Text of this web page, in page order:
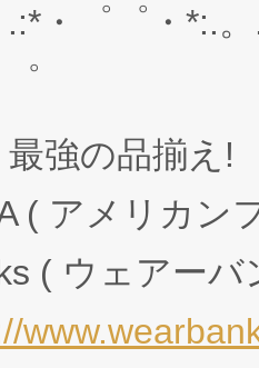
.:*・゜゜・*:.
最強の品揃え!
( アメリカン
( ウェアー